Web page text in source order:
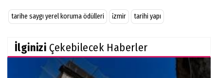
tarihe saygı yerel koruma ödülleri i̇zmir tarihi yapı
İlginizi Çekebilecek Haberler